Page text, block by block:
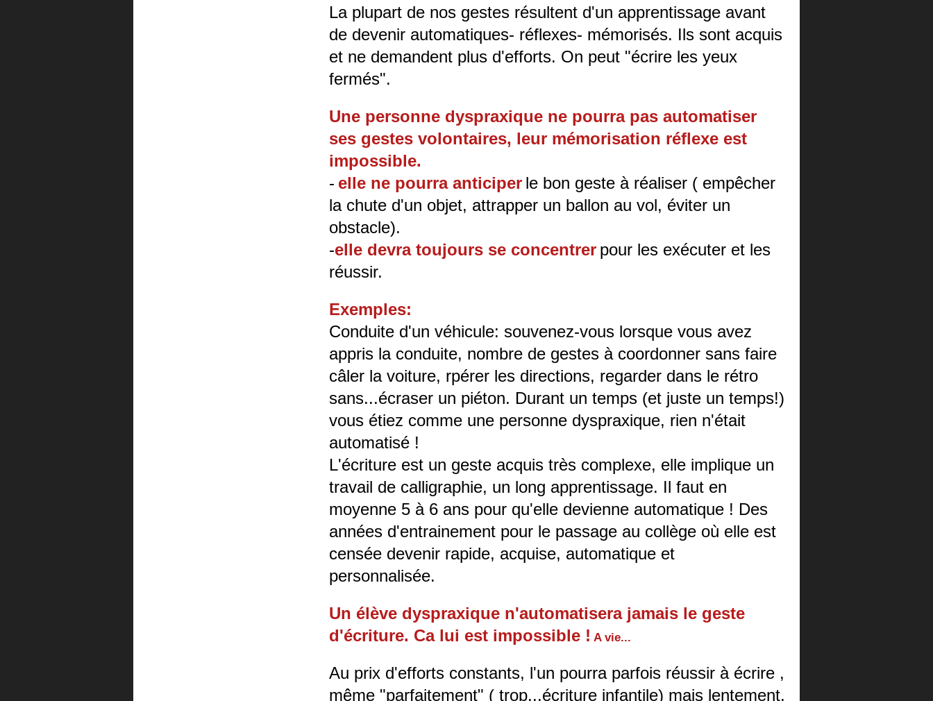
La plupart de nos gestes résultent d'un apprentissage avant
de devenir automatiques- réflexes- mémorisés. Ils sont acquis
et ne demandent plus d'efforts. On peut "écrire les yeux
fermés".
Une personne dyspraxique ne pourra pas automatiser
ses gestes volontaires, leur mémorisation réflexe est
impossible.
- elle ne pourra anticiper le bon geste à réaliser ( empêcher
la chute d'un objet, attrapper un ballon au vol, éviter un
obstacle).
-elle devra toujours se concentrer pour les exécuter et les
réussir.
Exemples:
Conduite d'un véhicule: souvenez-vous lorsque vous avez
appris la conduite, nombre de gestes à coordonner sans faire
câler la voiture, rpérer les directions, regarder dans le rétro
sans...écraser un piéton. Durant un temps (et juste un temps!)
vous étiez comme une personne dyspraxique, rien n'était
automatisé !
L'écriture est un geste acquis très complexe, elle implique un
travail de calligraphie, un long apprentissage. Il faut en
moyenne 5 à 6 ans pour qu'elle devienne automatique ! Des
années d'entrainement pour le passage au collège où elle est
censée devenir rapide, acquise, automatique et
personnalisée.
Un élève dyspraxique n'automatisera jamais le geste
d'écriture. Ca lui est impossible ! A vie...
Au prix d'efforts constants, l'un pourra parfois réussir à écrire ,
même "parfaitement" ( trop...écriture infantile) mais lentement,